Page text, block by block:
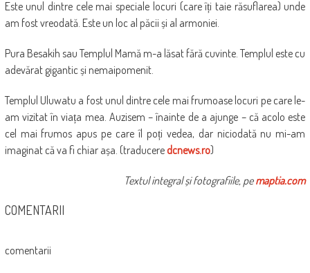
Este unul dintre cele mai speciale locuri (care îți taie răsuflarea) unde
am fost vreodată. Este un loc al păcii și al armoniei.
Pura Besakih sau Templul Mamă m-a lăsat fără cuvinte. Templul este cu
adevărat gigantic și nemaipomenit.
Templul Uluwatu a fost unul dintre cele mai frumoase locuri pe care le-
am vizitat în viața mea. Auzisem – înainte de a ajunge – că acolo este
cel mai frumos apus pe care îl poți vedea, dar niciodată nu mi-am
imaginat că va fi chiar așa. (traduceredcnews.ro)
Textul integral și fotografiile, pemaptia.com
COMENTARII
comentarii